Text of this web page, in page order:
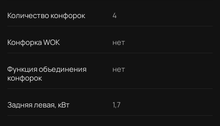
Количество конфорок 4
Конфорка WOK нет
Функция объединения
конфорок
нет
Задняя левая, кВт 1,7